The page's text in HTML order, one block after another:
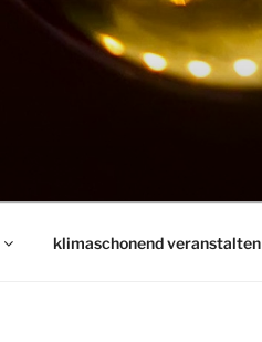
klimaschonend veranstalten